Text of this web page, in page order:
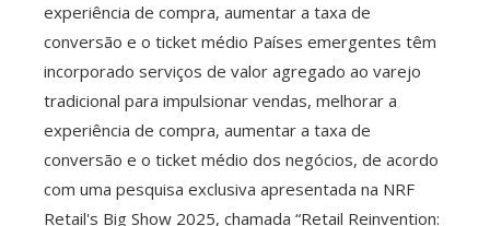
experiência de compra, aumentar a taxa de
conversão e o ticket médio Países emergentes têm
incorporado serviços de valor agregado ao varejo
tradicional para impulsionar vendas, melhorar a
experiência de compra, aumentar a taxa de
conversão e o ticket médio dos negócios, de acordo
com uma pesquisa exclusiva apresentada na NRF
Retail's Big Show 2025, chamada “Retail Reinvention: